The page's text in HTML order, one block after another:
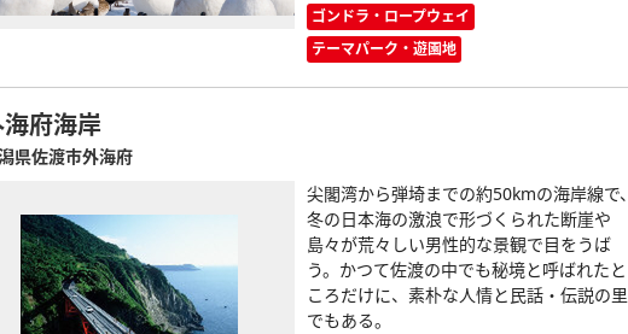
ゴンドラ・ロープウェイ
テーマパーク・遊園地
府海岸
県佐渡市外海府
尖閣湾から弾埼までの約50kmの海岸線で、
冬の日本海の激浪で形づくられた断崖や
島々が荒々しい男性的な景観で目をうば
う。かつて佐渡の中でも秘境と呼ばれたと
ころだけに、素朴な人情と民話・伝説の里
でもある。